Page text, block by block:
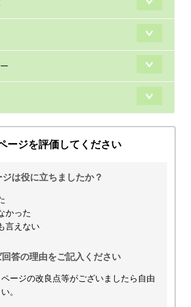
ージを評価してください
は役に立ちましたか？
かった
言えない
答の理由をご記入ください
ージの改良点等がございましたら自由
。